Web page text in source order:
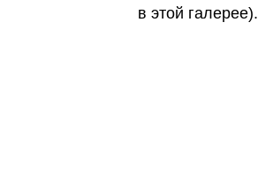
в этой галерее).